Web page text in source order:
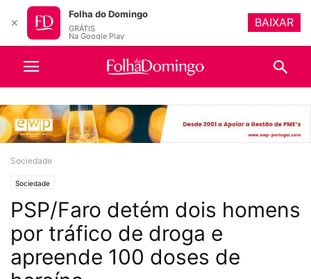
Sociedade
Sociedade
PSP/Faro detém dois homens
por tráfico de droga e
apreende 100 doses de
✕
Folha do Domingo
GRÁTIS
Na Google Play
BAIXAR